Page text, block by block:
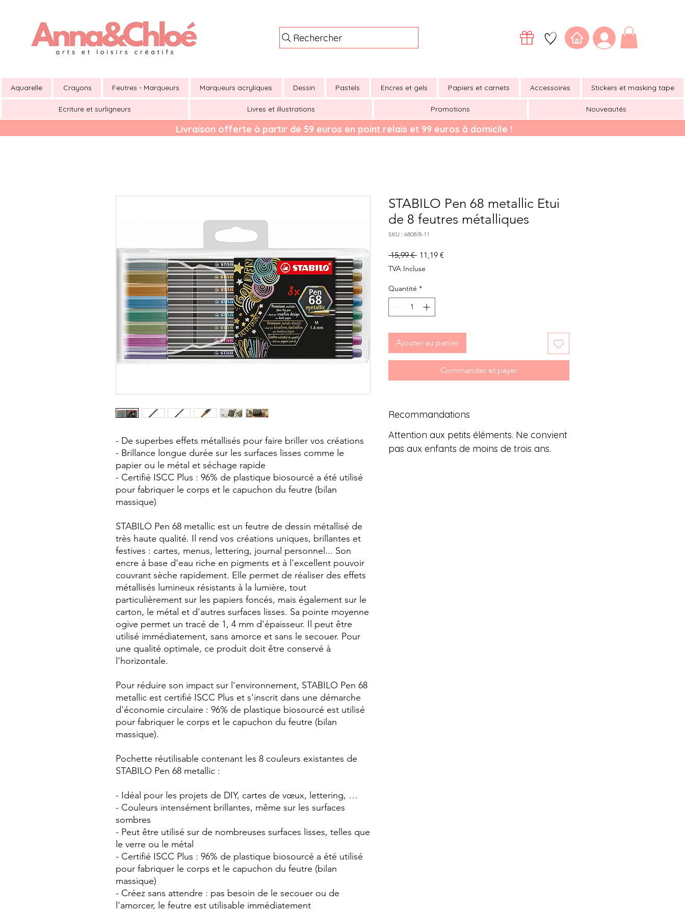
Rechercher
Aquarelle Crayons Feutres - Marqueurs Marqueurs acryliques Dessin Pastels Encres et gels Papiers et carnets Accessoires Stickers et masking tape
Ecriture et surligneurs Livres et illustrations Promotions Nouveautés
Livraison offerte à partir de 59 euros en point relais et 99 euros à domicile !
- De superbes effets métallisés pour faire briller vos créations
- Brillance longue durée sur les surfaces lisses comme le
papier ou le métal et séchage rapide
- Certifié ISCC Plus : 96% de plastique biosourcé a été utilisé
pour fabriquer le corps et le capuchon du feutre (bilan
massique)
STABILO Pen 68 metallic est un feutre de dessin métallisé de
très haute qualité. Il rend vos créations uniques, brillantes et
festives : cartes, menus, lettering, journal personnel... Son
encre à base d'eau riche en pigments et à l'excellent pouvoir
couvrant sèche rapidement. Elle permet de réaliser des effets
métallisés lumineux résistants à la lumière, tout
particulièrement sur les papiers foncés, mais également sur le
carton, le métal et d'autres surfaces lisses. Sa pointe moyenne
ogive permet un tracé de 1, 4 mm d'épaisseur. Il peut être
utilisé immédiatement, sans amorce et sans le secouer. Pour
une qualité optimale, ce produit doit être conservé à
l'horizontale.
Pour réduire son impact sur l'environnement, STABILO Pen 68
metallic est certifié ISCC Plus et s'inscrit dans une démarche
d'économie circulaire : 96% de plastique biosourcé est utilisé
pour fabriquer le corps et le capuchon du feutre (bilan
massique).
Pochette réutilisable contenant les 8 couleurs existantes de
STABILO Pen 68 metallic :
- Idéal pour les projets de DIY, cartes de vœux, lettering, …
- Couleurs intensément brillantes, même sur les surfaces
sombres
- Peut être utilisé sur de nombreuses surfaces lisses, telles que
le verre ou le métal
- Certifié ISCC Plus : 96% de plastique biosourcé a été utilisé
pour fabriquer le corps et le capuchon du feutre (bilan
massique)
- Créez sans attendre : pas besoin de le secouer ou de
l'amorcer, le feutre est utilisable immédiatement
STABILO Pen 68 metallic Etui
de 8 feutres métalliques
SKU : 6808/8-11
15,99 € Prix
11,19 €
TVA Incluse
Quantité *
Ajouter au panier
Commander et payer
Recommandations
Attention aux petits éléments. Ne convient
pas aux enfants de moins de trois ans.